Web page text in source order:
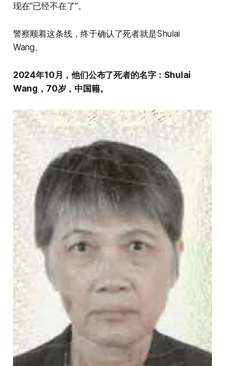
现在“已经不在了”。
警察顺着这条线，终于确认了死者就是Shulai
Wang。
2024年10月，他们公布了死者的名字：Shulai
Wang，70岁，中国籍。